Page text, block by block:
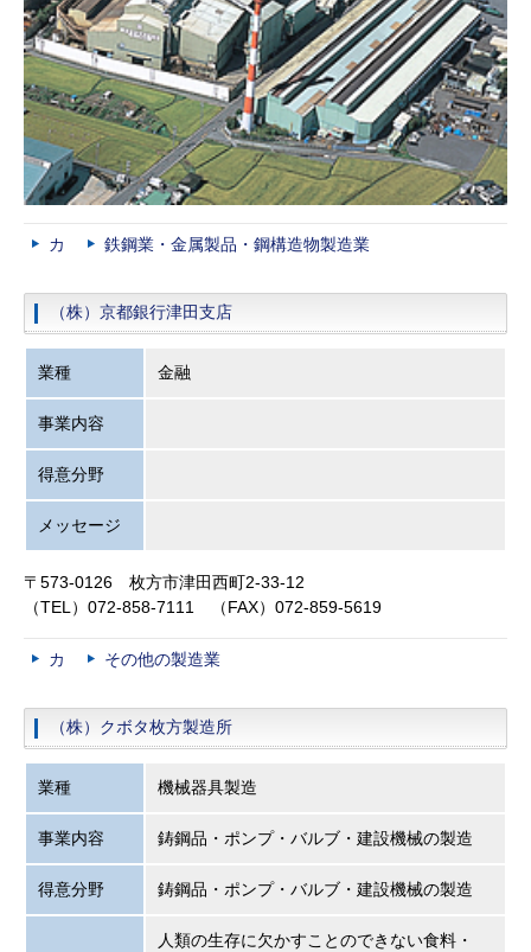
カ 鉄鋼業・金属製品・鋼構造物製造業
（株）京都銀行津田支店
業種 金融
事業内容
得意分野
メッセージ
〒573-0126 枚方市津田西町2-33-12
（TEL）072-858-7111 （FAX）072-859-5619
カ その他の製造業
（株）クボタ枚方製造所
業種 機械器具製造
事業内容 鋳鋼品・ポンプ・バルブ・建設機械の製造
得意分野 鋳鋼品・ポンプ・バルブ・建設機械の製造
人類の生存に欠かすことのできない食料・